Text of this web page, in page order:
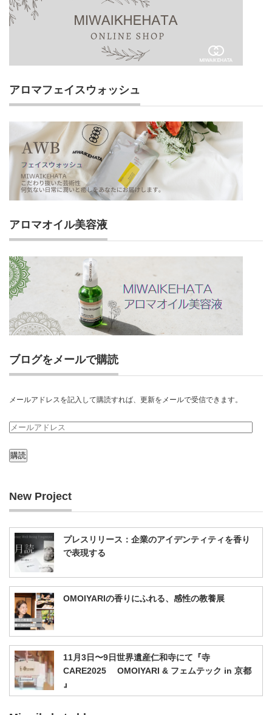
アロマフェイスウォッシュ
アロマオイル美容液
ブログをメールで購読
メールアドレスを記入して購読すれば、更新をメールで受信できます。
メ
ル
ド
レ
ス
New Project
プレスリリース：企業のアイデンティティを香り
で表現する
OMOIYARIの香りにふれる、感性の教養展
11月3日〜9日世界遺産仁和寺にて『寺
CARE2025 OMOIYARI & フェムテック in 京都
』